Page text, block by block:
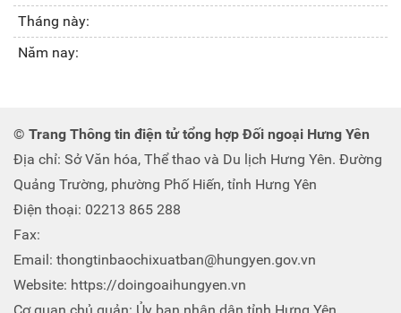
Tháng này:
Năm nay:
© Trang Thông tin điện tử tổng hợp Đối ngoại Hưng Yên
Địa chỉ: Sở Văn hóa, Thể thao và Du lịch Hưng Yên. Đường
Quảng Trường, phường Phố Hiến, tỉnh Hưng Yên
Điện thoại: 02213 865 288
Fax:
Email: thongtinbaochixuatban@hungyen.gov.vn
Website: https://doingoaihungyen.vn
Cơ quan chủ quản: Ủy ban nhân dân tỉnh Hưng Yên